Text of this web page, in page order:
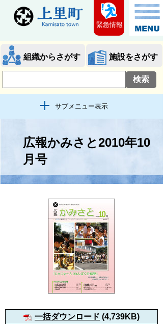
組織からさがす 施設をさがす
サブメニュー表示
緊急情報
広報かみさと2010年10
月号
一括ダウンロード (4,739KB)